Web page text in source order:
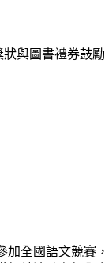
與圖書禮券
全國語文競